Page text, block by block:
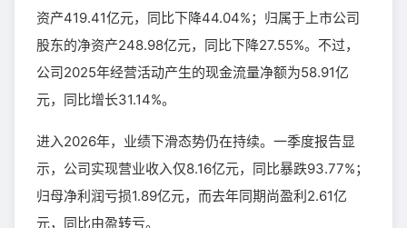
资产419.41亿元，同比下降44.04%；归属于上市公司
股东的净资产248.98亿元，同比下降27.55%。不过，
公司2025年经营活动产生的现金流量净额为58.91亿
元，同比增长31.14%。
进入2026年，业绩下滑态势仍在持续。一季度报告显
示，公司实现营业收入仅8.16亿元，同比暴跌93.77%；
归母净利润亏损1.89亿元，而去年同期尚盈利2.61亿
元，同比由盈转亏。